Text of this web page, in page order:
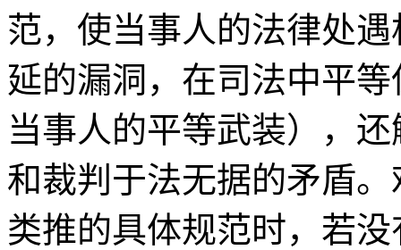
范，使当事人的法律处
延的漏洞，在司法中平
当事人的平等武装），
和裁判于法无据的矛盾
类推的具体规范时，若